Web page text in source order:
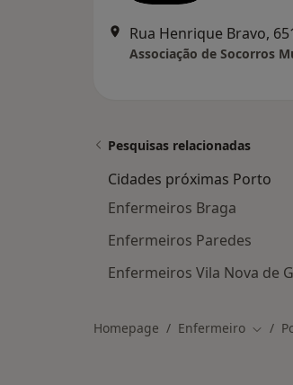
Pesquisas relacionadas
Cidades próximas Porto
Enfermeiros Braga
Enfermeiros Paredes
Enfermeiros Vila Nova de
Homepage Enfermeiro Mudar